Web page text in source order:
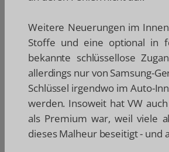
Weitere Neuerungen im
Stoffe und eine optional in
bekannte schlüssellose
allerdings nur von Samsung-
Schlüssel irgendwo im Auto-
werden. Insoweit hat VW
als Premium war, weil viele
dieses Malheur beseitigt - und